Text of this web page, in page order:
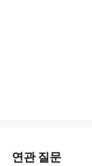
연관 질문